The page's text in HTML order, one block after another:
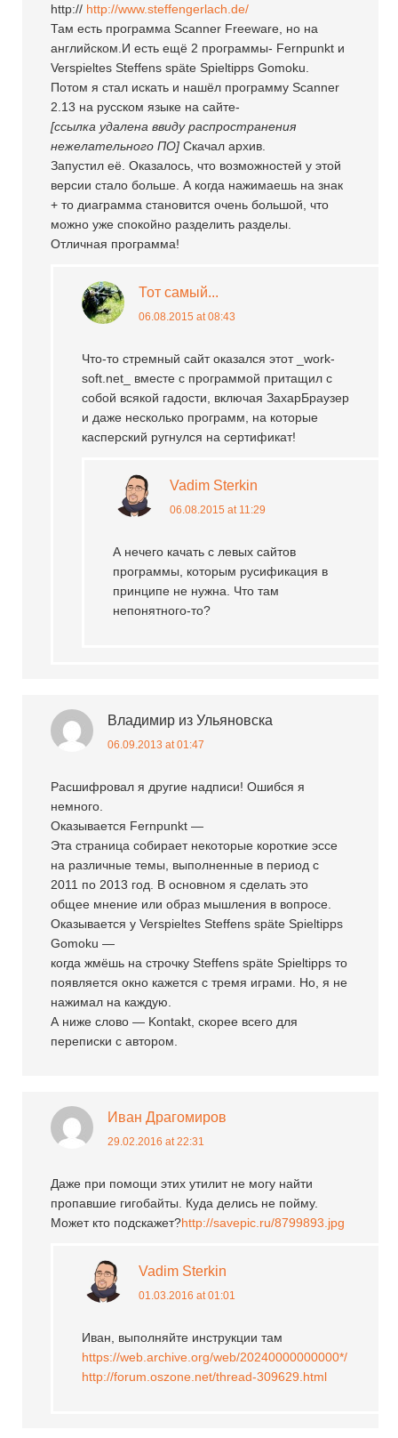
http:// http://www.steffengerlach.de/
Там есть программа Scanner Freeware, но на
английском.И есть ещё 2 программы- Fernpunkt и
Verspieltes Steffens späte Spieltipps Gomoku.
Потом я стал искать и нашёл программу Scanner
2.13 на русском языке на сайте-
[ссылка удалена ввиду распространения
нежелательного ПО] Скачал архив.
Запустил её. Оказалось, что возможностей у этой
версии стало больше. А когда нажимаешь на знак
+ то диаграмма становится очень большой, что
можно уже спокойно разделить разделы.
Отличная программа!
Тот самый...
06.08.2015 at 08:43
Что-то стремный сайт оказался этот _work-
soft.net_ вместе с программой притащил с
собой всякой гадости, включая ЗахарБраузер
и даже несколько программ, на которые
касперский ругнулся на сертификат!
Vadim Sterkin
06.08.2015 at 11:29
А нечего качать с левых сайтов
программы, которым русификация в
принципе не нужна. Что там
непонятного-то?
Владимир из Ульяновска
06.09.2013 at 01:47
Расшифровал я другие надписи! Ошибся я
немного.
Оказывается Fernpunkt —
Эта страница собирает некоторые короткие эссе
на различные темы, выполненные в период с
2011 по 2013 год. В основном я сделать это
общее мнение или образ мышления в вопросе.
Оказывается у Verspieltes Steffens späte Spieltipps
Gomoku —
когда жмёшь на строчку Steffens späte Spieltipps то
появляется окно кажется с тремя играми. Но, я не
нажимал на каждую.
А ниже слово — Kontakt, скорее всего для
переписки с автором.
Иван Драгомиров
29.02.2016 at 22:31
Даже при помощи этих утилит не могу найти
пропавшие гигобайты. Куда делись не пойму.
Может кто подскажет?http://savepic.ru/8799893.jpg
Vadim Sterkin
01.03.2016 at 01:01
Иван, выполняйте инструкции там
https://web.archive.org/web/20240000000000*/
http://forum.oszone.net/thread-309629.html